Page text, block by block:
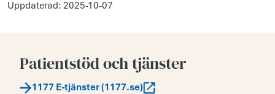
Uppdaterad: 2025-10-07
Patientstöd och tjänster
1177 E-tjänster (1177.se)